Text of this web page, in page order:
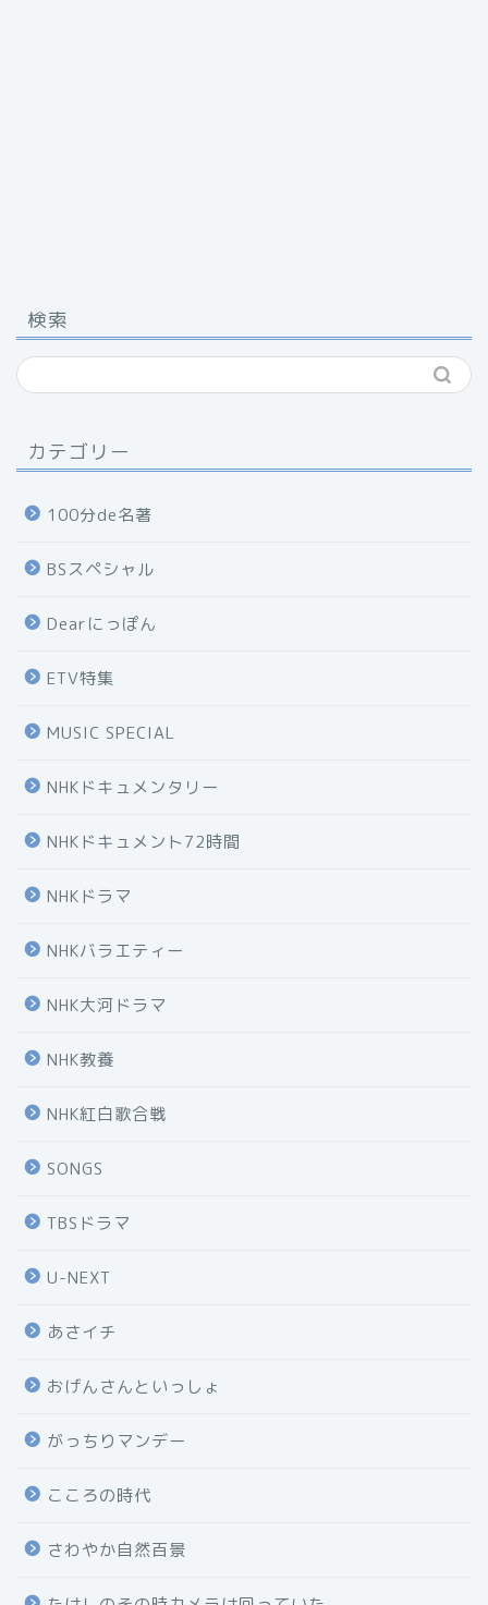
検索
カテゴリー
100分de名著
BSスペシャル
Dearにっぽん
ETV特集
MUSIC SPECIAL
NHKドキュメンタリー
NHKドキュメント72時間
NHKドラマ
NHKバラエティー
NHK大河ドラマ
NHK教養
NHK紅白歌合戦
SONGS
TBSドラマ
U-NEXT
あさイチ
おげんさんといっしょ
がっちりマンデー
こころの時代
さわやか自然百景